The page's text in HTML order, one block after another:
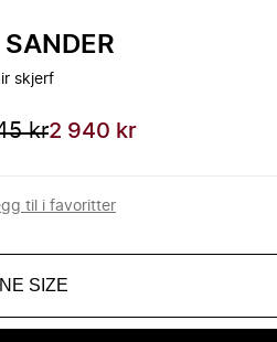
skjerf
kr2 940 kr
til i favoritter
SIZE